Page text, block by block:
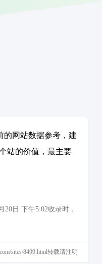
的网站数据参考，建
站的价值，最主要
日 下午5:02收录时，
sites/8499.html转载请注明